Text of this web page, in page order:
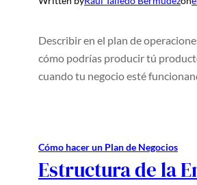
Describir en el plan de
cómo podrías producir tú
cuando tu negocio esté
Cómo hacer un Plan de Negocios
Estructura de la